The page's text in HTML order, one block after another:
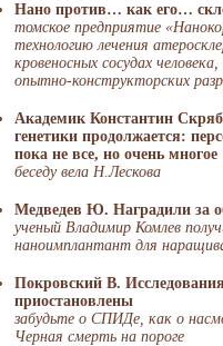
Нано против… как его…
томское предприятие
технологию лечения
кровеносных сосудах
опытно-конструкторских
Академик Константин
генетики продолжается:
пока не все, но очень многое
беседу вела Н.Лескова
Медведев Ю. Наградили за
ученый Владимир Комлев
наноимплантант для
Покровский В.
приостановлены
забудьте о СПИДе, как о
Черная смерть на пороге